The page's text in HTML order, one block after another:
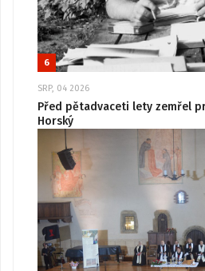
6
SRP, 04 2026
Před pětadvaceti lety zemřel
Horský